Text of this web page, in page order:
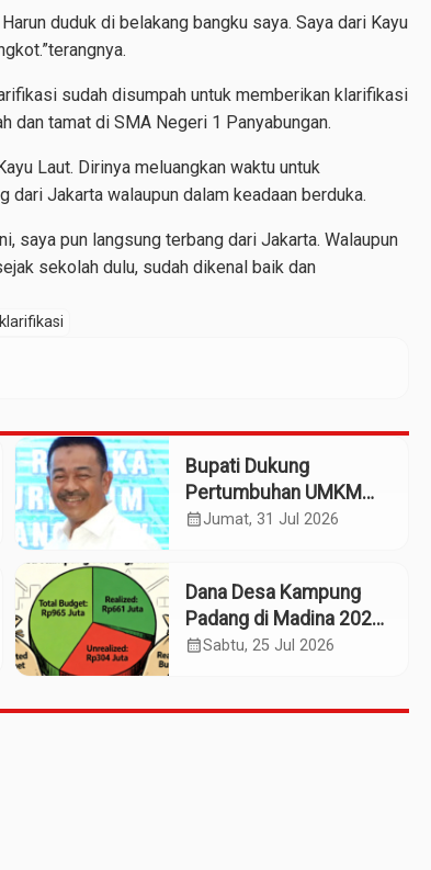
duduk di belakang bangku saya. Saya dari Kayu
sudah disumpah untuk memberikan klarifikasi
dan tamat di SMA Negeri 1 Panyabungan.
Laut. Dirinya meluangkan waktu untuk
Jakarta walaupun dalam keadaan berduka.
saya pun langsung terbang dari Jakarta. Walaupun
sekolah dulu, sudah dikenal baik dan
klarifikasi
Bupati Dukung
Pertumbuhan UMKM
Termasuk Kampoeng
calendar_monthJumat, 31 Jul 2026
Dana Desa Kampung
Padang di Madina 2025:
Pagu Rp965 Juta,
calendar_monthSabtu, 25 Jul 2026